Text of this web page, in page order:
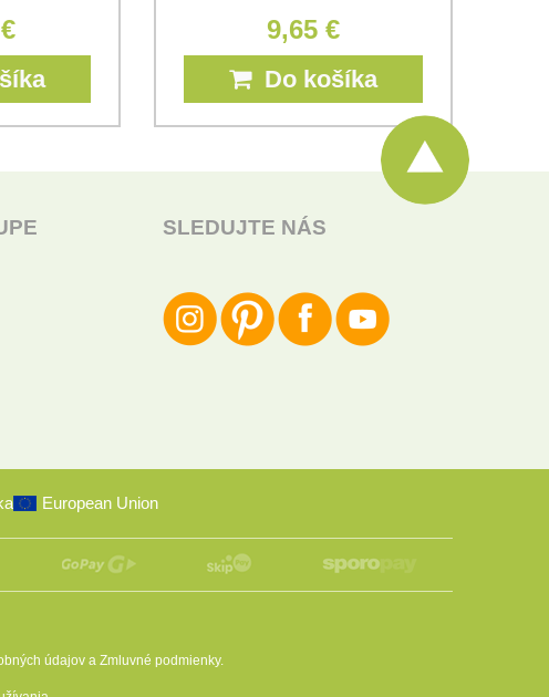
9,65 €
Do košíka
SLEDUJTE NÁS
European Union
údajov a Zmluvné podmienky.